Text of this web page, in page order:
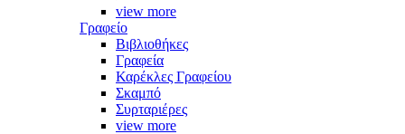
view more
Γραφείο
Βιβλιοθήκες
Γραφεία
Καρέκλες Γραφείου
Σκαμπό
Συρταριέρες
view more